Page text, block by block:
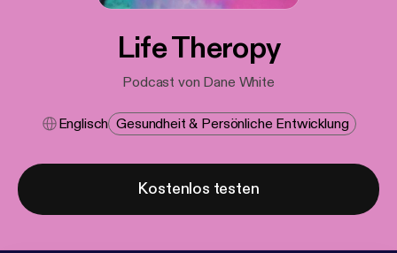
Life Theropy
Podcast von Dane White
Englisch Gesundheit & Persönliche Entwicklung
Kostenlos testen